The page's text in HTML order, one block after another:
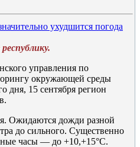
ухудшится погода
управления по
окружающей среды
дня, 15 сентября регион
Ожидаются дожди разной
до сильного. Существенно
часы — до +10,+15°C.